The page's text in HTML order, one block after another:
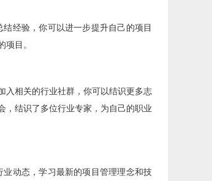
经验，你可以进一步提升自己的项目
目。
入相关的行业社群，你可以结识更多志
，结识了多位行业专家，为自己的职业
动态，学习最新的项目管理理念和技